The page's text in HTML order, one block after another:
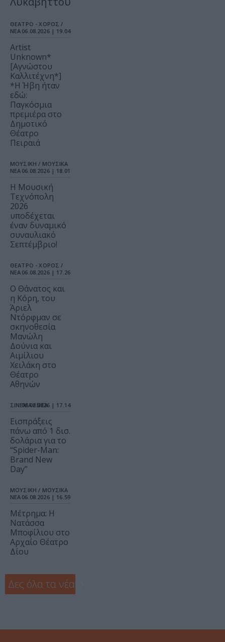
ΘΕΑΤΡΟ - ΧΟΡΟΣ /
ΝΕΑ 06.08.2026 | 19.04
Artist
Unknown*
[Αγνώστου
Καλλιτέχνη*]
*Η Ήβη ήταν
εδώ:
Παγκόσμια
πρεμιέρα στο
Δημοτικό
Θέατρο
Πειραιά
ΜΟΥΣΙΚΗ / ΜΟΥΣΙΚΑ
ΝΕΑ 06.08.2026 | 18.01
Η Μουσική
Τεχνόπολη
2026
υποδέχεται
έναν δυναμικό
συναυλιακό
Σεπτέμβριο!
ΘΕΑΤΡΟ - ΧΟΡΟΣ /
ΝΕΑ 06.08.2026 | 17.26
Ο Θάνατος και
η Κόρη, του
Άριελ
Ντόρφμαν σε
σκηνοθεσία
Μανώλη
Δούνια και
Αιμίλιου
Χειλάκη στο
Θέατρο
Αθηνών
ΣΙΝΕΜΑ / ΝΕΑ
06.08.2026 | 17.14
Εισπράξεις
πάνω από 1 δισ.
δολάρια για το
“Spider-Man:
Brand New
Day”
ΜΟΥΣΙΚΗ / ΜΟΥΣΙΚΑ
ΝΕΑ 06.08.2026 | 16.59
Μέτρημα: Η
Νατάσσα
Μποφίλιου στο
Αρχαίο Θέατρο
Δίου
Δες όλα τα νέα